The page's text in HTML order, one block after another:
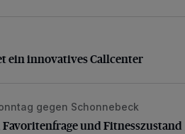
ein innovatives Callcenter
ein innovatives Callcenter
Favoritenfrage und Fitnesszustand
gegen Schonnebeck
Favoritenfrage und Fitnesszustand